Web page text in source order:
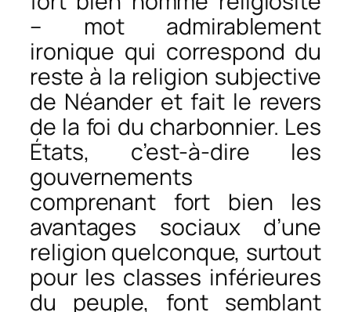
– mot admirablement
ironique qui correspond du
reste à la religion subjective
de Néander et fait le revers
de la foi du charbonnier. Les
États, c’est-à-dire les
gouvernements
comprenant fort bien les
avantages sociaux d’une
religion quelconque, surtout
pour les classes inférieures
du peuple, font semblant